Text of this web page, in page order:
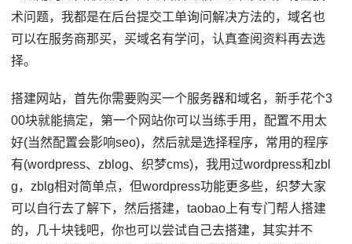
术问题，我都是在后台提交工单询问解决方法的，域名也
可以在服务商那买，买域名有学问，认真查阅资料再去选
择。
搭建网站，首先你需要购买一个服务器和域名，新手花个3
00块就能搞定，第一个网站你可以当练手用，配置不用太
好(当然配置会影响seo)，然后就是选择程序，常用的程序
有(wordpress、zblog、织梦cms)，我用过wordpress和zbl
g，zblg相对简单点，但wordpress功能更多些，织梦大家
可以自行去了解下，然后搭建，taobao上有专门帮人搭建
的，几十块钱吧，你也可以尝试自己去搭建，其实并不